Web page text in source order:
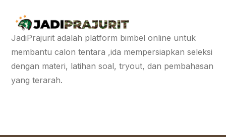
JadiPrajurit adalah platform bimbel online untuk
membantu calon tentara ,ida mempersiapkan seleksi
dengan materi, latihan soal, tryout, dan pembahasan
yang terarah.